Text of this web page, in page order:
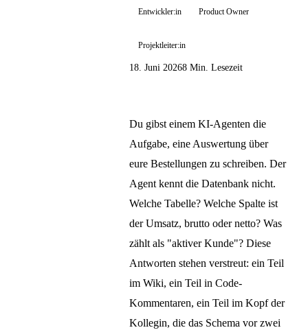
Entwickler:in Product Owner
Projektleiter:in
18. Juni 20268 Min. Lesezeit
Du gibst einem KI-Agenten die
Aufgabe, eine Auswertung über
eure Bestellungen zu schreiben. Der
Agent kennt die Datenbank nicht.
Welche Tabelle? Welche Spalte ist
der Umsatz, brutto oder netto? Was
zählt als "aktiver Kunde"? Diese
Antworten stehen verstreut: ein Teil
im Wiki, ein Teil in Code-
Kommentaren, ein Teil im Kopf der
Kollegin, die das Schema vor zwei